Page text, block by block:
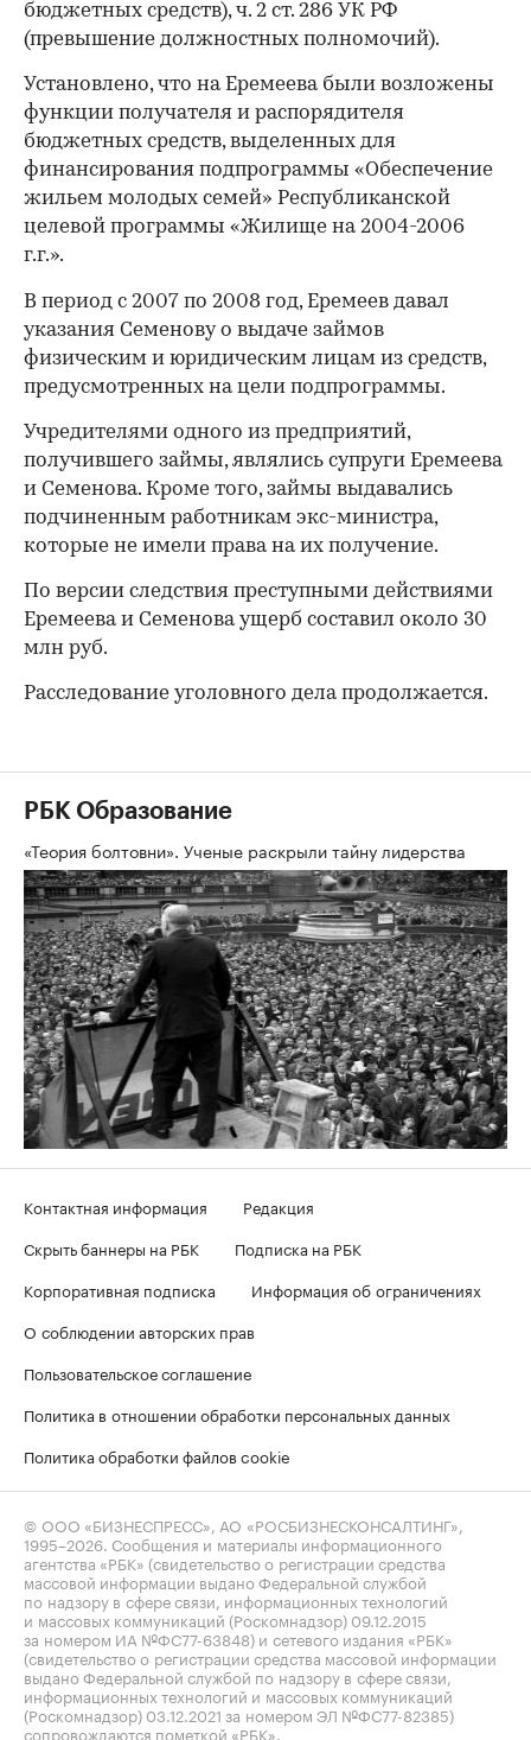
бюджетных средств), ч. 2 ст. 286 УК РФ
(превышение должностных полномочий).
Установлено, что на Еремеева были возложены
функции получателя и распорядителя
бюджетных средств, выделенных для
финансирования подпрограммы «Обеспечение
жильем молодых семей» Республиканской
целевой программы «Жилище на 2004-2006
г.г.».
В период с 2007 по 2008 год, Еремеев давал
указания Семенову о выдаче займов
физическим и юридическим лицам из средств,
предусмотренных на цели подпрограммы.
Учредителями одного из предприятий,
получившего займы, являлись супруги Еремеева
и Семенова. Кроме того, займы выдавались
подчиненным работникам экс-министра,
которые не имели права на их получение.
По версии следствия преступными действиями
Еремеева и Семенова ущерб составил около 30
млн руб.
Расследование уголовного дела продолжается.
РБК Образование
«Теория болтовни». Ученые раскрыли тайну лидерства
Контактная информация
Редакция
Скрыть баннеры на РБК
Подписка на РБК
Корпоративная подписка
Информация об ограничениях
О соблюдении авторских прав
Пользовательское соглашение
Политика в отношении обработки персональных данных
Политика обработки файлов cookie
© ООО «БИЗНЕСПРЕСС», АО «РОСБИЗНЕСКОНСАЛТИНГ»,
1995–2026. Сообщения и материалы информационного
агентства «РБК» (свидетельство о регистрации средства
массовой информации выдано Федеральной службой
по надзору в сфере связи, информационных технологий
и массовых коммуникаций (Роскомнадзор) 09.12.2015
за номером ИА №ФС77-63848) и сетевого издания «РБК»
(свидетельство о регистрации средства массовой информации
выдано Федеральной службой по надзору в сфере связи,
информационных технологий и массовых коммуникаций
(Роскомнадзор) 03.12.2021 за номером ЭЛ №ФС77-82385)
сопровождаются пометкой «РБК».